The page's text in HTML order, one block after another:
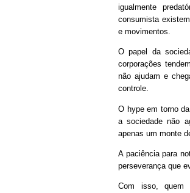
igualmente
consumista
e movimentos.
O papel da
corporações
não ajudam e
controle.
O hype em torno
a sociedade não
apenas um monte
A paciência para
perseverança que
Com isso, quem